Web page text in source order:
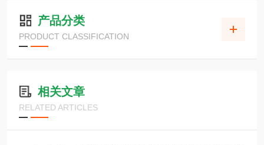
产品分类
PRODUCT CLASSIFICATION
相关文章
RELATED ARTICLES